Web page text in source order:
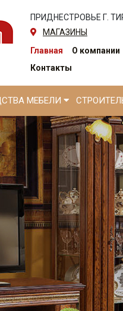
ПРИДНЕСТРОВЬЕ Г.
МАГАЗИНЫ
Главная О компании
Контакты
МЕБЕЛИ